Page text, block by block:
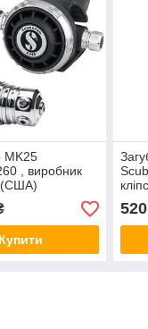
MK25
, виробник
(США)
Купити
520